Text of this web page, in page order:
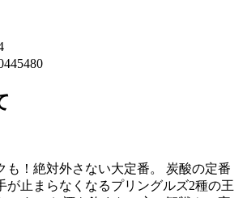
も！絶対外さない大定番。 炭酸の定番
が止まらなくなるプリングルズ2種の王